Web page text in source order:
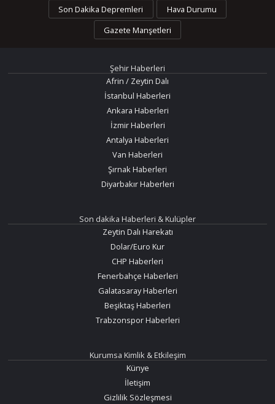
Son Dakika Depremleri
Hava Durumu
Gazete Manşetleri
Şehir Haberleri
Afrin / Zeytin Dalı
İstanbul Haberleri
Ankara Haberleri
İzmir Haberleri
Antalya Haberleri
Van Haberleri
Şırnak Haberleri
Diyarbakır Haberleri
Son dakika Haberleri & Kulüpler
Zeytin Dalı Harekatı
Dolar/Euro Kur
CHP Haberleri
Fenerbahçe Haberleri
Galatasaray Haberleri
Beşiktaş Haberleri
Trabzonspor Haberleri
Kurumsa Kimlik & Etkileşim
Künye
İletişim
Gizlilik Sözleşmesi